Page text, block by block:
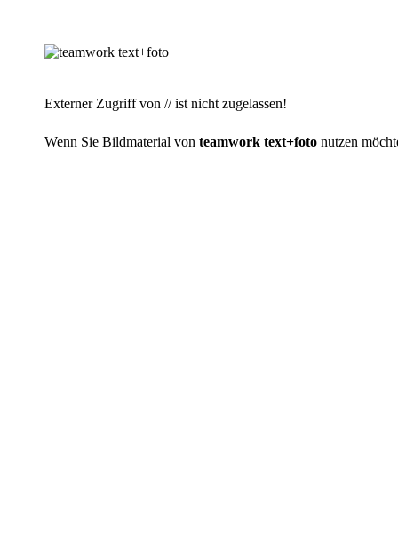
Externer Zugriff von // ist nicht zugelassen!
Wenn Sie Bildmaterial von teamwork text+foto nutzen